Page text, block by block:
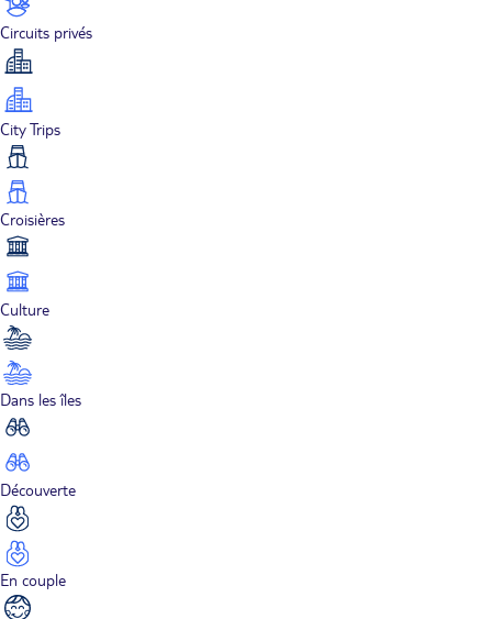
Circuits privés
City Trips
Croisières
Culture
Dans les îles
Découverte
En couple